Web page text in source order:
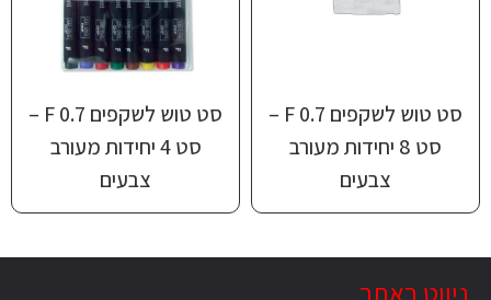
סט טוש לשקפים ‎F 0.7‏ –
סט 8 יחידות מעורב
צבעים
סט טוש לשקפים ‎F 0.7‏ –
סט 4 יחידות מעורב
צבעים